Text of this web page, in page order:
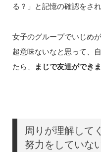
る？」と記憶の確認をされ
女子のグループでいじめ
超意味ないなと思って、
たら、
まじで友達ができ
周りが理解して
努力をしていな